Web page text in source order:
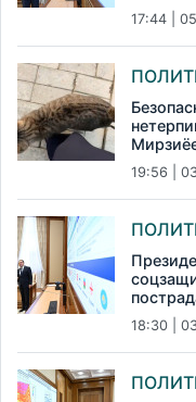
17:44 |
19:56 |
18:30 |